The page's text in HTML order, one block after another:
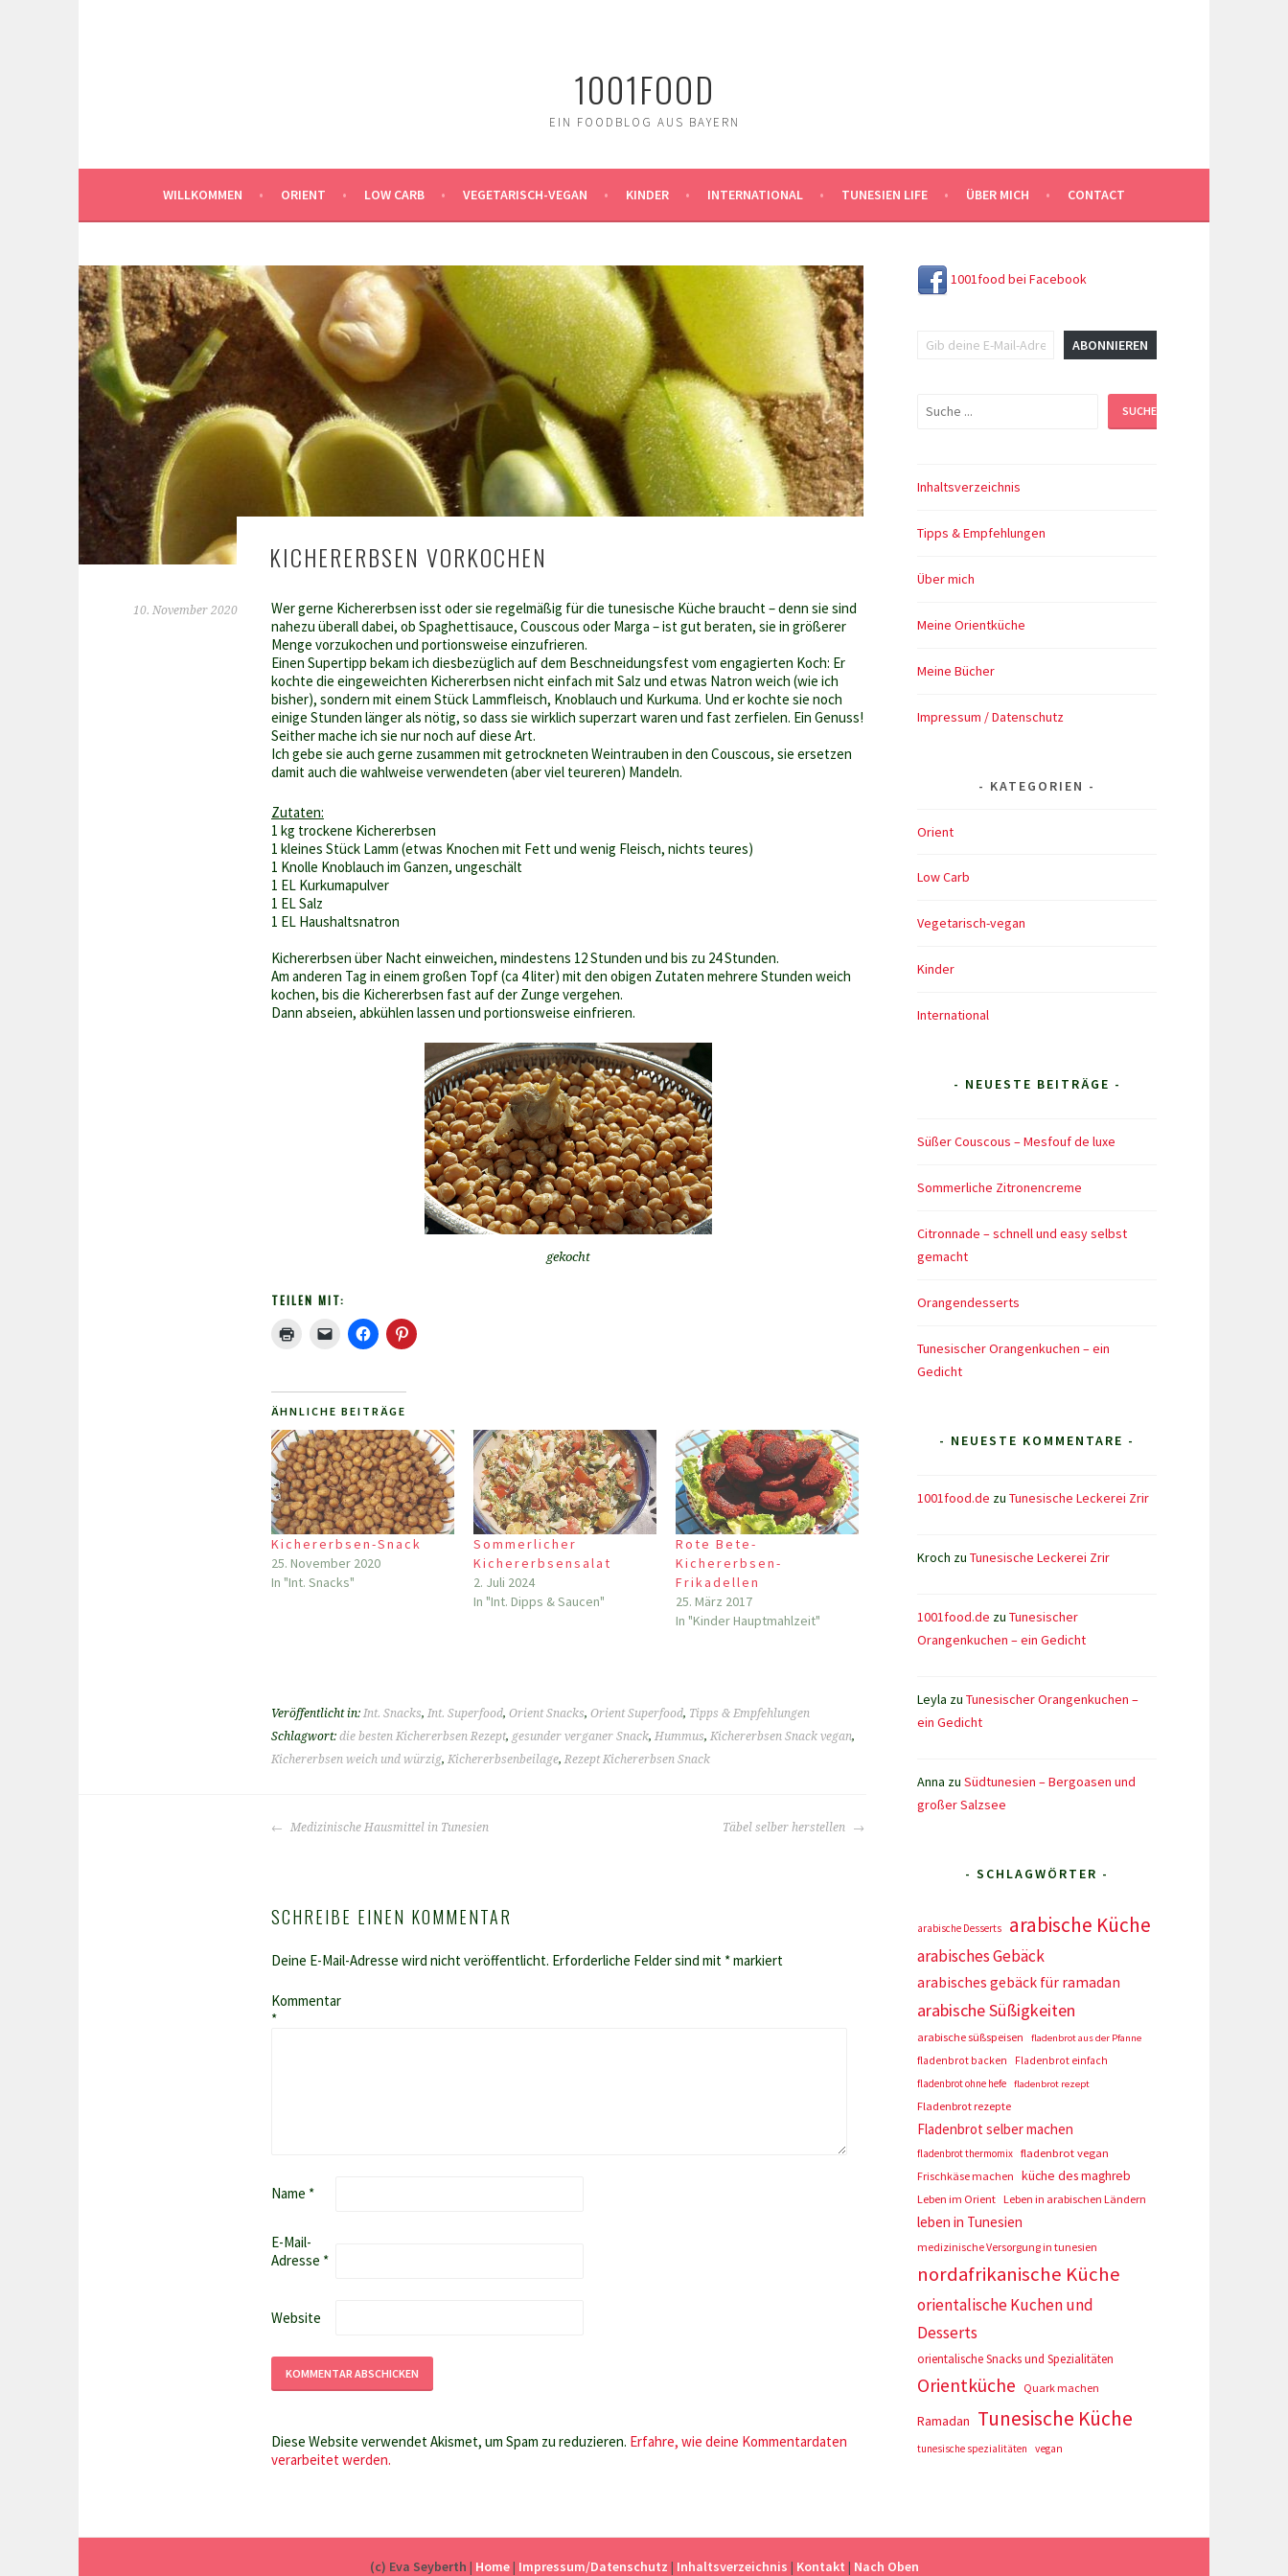
1001FOOD
EIN FOODBLOG AUS BAYERN
WILLKOMMEN ORIENT LOW CARB VEGETARISCH-VEGAN KINDER INTERNATIONAL TUNESIEN LIFE ÜBER MICH CONTACT
KICHERERBSEN VORKOCHEN
10. November 2020
Wer gerne Kichererbsen isst oder sie regelmäßig für die tunesische Küche braucht – denn sie sind
nahezu überall dabei, ob Spaghettisauce, Couscous oder Marga – ist gut beraten, sie in größerer
Menge vorzukochen und portionsweise einzufrieren.
Einen Supertipp bekam ich diesbezüglich auf dem Beschneidungsfest vom engagierten Koch: Er
kochte die eingeweichten Kichererbsen nicht einfach mit Salz und etwas Natron weich (wie ich
bisher), sondern mit einem Stück Lammfleisch, Knoblauch und Kurkuma. Und er kochte sie noch
einige Stunden länger als nötig, so dass sie wirklich superzart waren und fast zerfielen. Ein Genuss!
Seither mache ich sie nur noch auf diese Art.
Ich gebe sie auch gerne zusammen mit getrockneten Weintrauben in den Couscous, sie ersetzen
damit auch die wahlweise verwendeten (aber viel teureren) Mandeln.
Zutaten:
1 kg trockene Kichererbsen
1 kleines Stück Lamm (etwas Knochen mit Fett und wenig Fleisch, nichts teures)
1 Knolle Knoblauch im Ganzen, ungeschält
1 EL Kurkumapulver
1 EL Salz
1 EL Haushaltsnatron
Kichererbsen über Nacht einweichen, mindestens 12 Stunden und bis zu 24 Stunden.
Am anderen Tag in einem großen Topf (ca 4 liter) mit den obigen Zutaten mehrere Stunden weich
kochen, bis die Kichererbsen fast auf der Zunge vergehen.
Dann abseien, abkühlen lassen und portionsweise einfrieren.
gekocht
TEILEN MIT:
ÄHNLICHE BEITRÄGE
Kichererbsen-Snack
25. November 2020
In "Int. Snacks"
Sommerlicher
Kichererbsensalat
2. Juli 2024
In "Int. Dipps & Saucen"
Rote Bete-
Kichererbsen-
Frikadellen
25. März 2017
In "Kinder Hauptmahlzeit"
Veröffentlicht in: Int. Snacks, Int. Superfood, Orient Snacks, Orient Superfood, Tipps & Empfehlungen
Schlagwort: die besten Kichererbsen Rezept, gesunder verganer Snack, Hummus, Kichererbsen Snack vegan,
Kichererbsen weich und würzig, Kichererbsenbeilage, Rezept Kichererbsen Snack
BEITRAGS-
Medizinische Hausmittel in Tunesien Täbel selber herstellen
SCHREIBE EINEN KOMMENTAR
Deine E-Mail-Adresse wird nicht veröffentlicht. Erforderliche Felder sind mit *markiert
Kommentar
*
Name *
E-Mail-
Adresse *
Website
Diese Website verwendet Akismet, um Spam zu reduzieren. Erfahre, wie deine Kommentardaten
verarbeitet werden.
1001food bei Facebook
ABONNIEREN
Suchen SUCHEN
Inhaltsverzeichnis
Tipps & Empfehlungen
Über mich
Meine Orientküche
Meine Bücher
Impressum / Datenschutz
KATEGORIEN
Orient
Low Carb
Vegetarisch-vegan
Kinder
International
- NEUESTE BEITRÄGE -
Süßer Couscous – Mesfouf de luxe
Sommerliche Zitronencreme
Citronnade – schnell und easy selbst
gemacht
Orangendesserts
Tunesischer Orangenkuchen – ein
Gedicht
- NEUESTE KOMMENTARE -
1001food.de zu Tunesische Leckerei Zrir
Kroch zu Tunesische Leckerei Zrir
1001food.de zu Tunesischer
Orangenkuchen – ein Gedicht
Leyla zu Tunesischer Orangenkuchen –
ein Gedicht
Anna zu Südtunesien – Bergoasen und
großer Salzsee
- SCHLAGWÖRTER -
arabische Desserts arabische Küche
arabisches Gebäck
arabisches gebäck für ramadan
arabische Süßigkeiten
arabische süßspeisen fladenbrot aus der Pfanne
fladenbrot backen
Fladenbrot einfach
fladenbrot ohne hefe
fladenbrot rezept
Fladenbrot rezepte
Fladenbrot selber machen
fladenbrot thermomix fladenbrot vegan
Frischkäse machen küche des maghreb
Leben im Orient Leben in arabischen Ländern
leben in Tunesien
medizinische Versorgung in tunesien
nordafrikanische Küche
orientalische Kuchen und
Desserts
orientalische Snacks und Spezialitäten
Orientküche Quark machen
Ramadan Tunesische Küche
tunesische spezialitäten vegan
(c) Eva Seyberth | Home| Impressum/Datenschutz | Inhaltsverzeichnis | Kontakt | Nach Oben